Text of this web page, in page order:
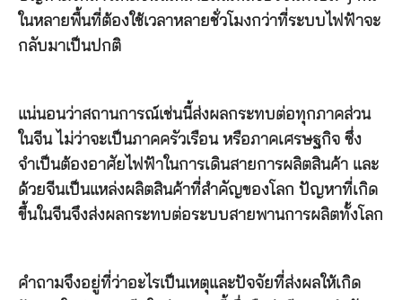
ในหลายพื้นที่ต้องใช้เวลาหลายชั่วโมงกว่าที่ระบบไฟฟ้าจะ
กลับมาเป็นปกติ
แน่นอนว่าสถานการณ์เช่นนี้ส่งผลกระทบต่อทุกภาคส่วน
ในจีน ไม่ว่าจะเป็นภาคครัวเรือน หรือภาคเศรษฐกิจ ซึ่ง
จำเป็นต้องอาศัยไฟฟ้าในการเดินสายการผลิตสินค้า และ
ด้วยจีนเป็นแหล่งผลิตสินค้าที่สำคัญของโลก ปัญหาที่เกิด
ขึ้นในจีนจึงส่งผลกระทบต่อระบบสายพานการผลิตทั้งโลก
คำถามจึงอยู่ที่ว่าอะไรเป็นเหตุและปัจจัยที่ส่งผลให้เกิด